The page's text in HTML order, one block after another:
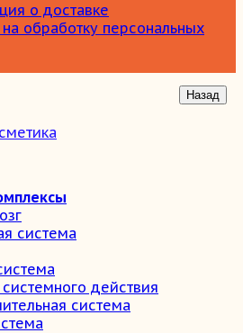
о доставке
обработку персональных
система
действия
система